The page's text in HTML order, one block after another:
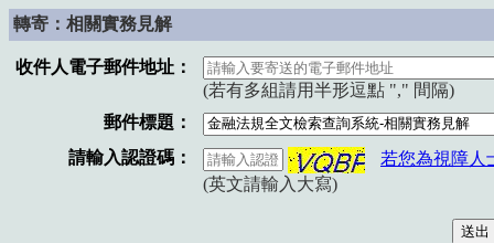
轉寄：相關實務見解
收件人電子郵件地址：
(若有多組請用半形逗點 "," 間隔)
郵件標題：
請輸入認證碼：
若您為視障人
(英文請輸入大寫)